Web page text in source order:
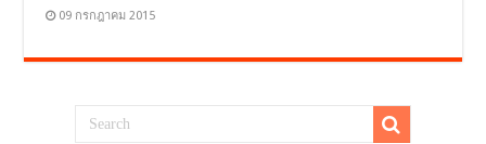
09 กรกฎาคม 2015